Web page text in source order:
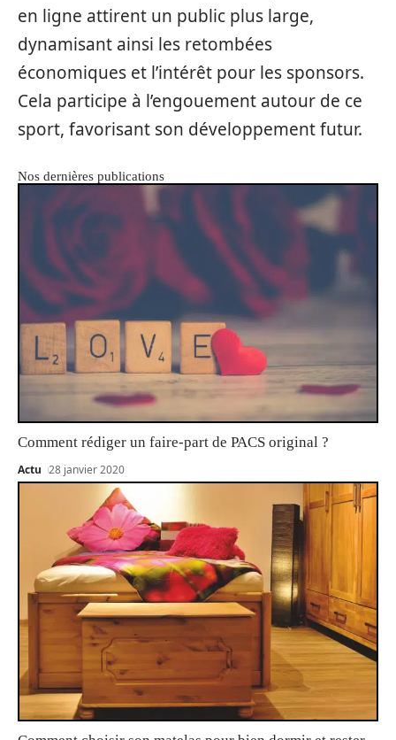
en ligne attirent un public plus large,
dynamisant ainsi les retombées
économiques et l’intérêt pour les sponsors.
Cela participe à l’engouement autour de ce
sport, favorisant son développement futur.
Nos dernières publications
Comment rédiger un faire-part de PACS original ?
Actu 28 janvier 2020